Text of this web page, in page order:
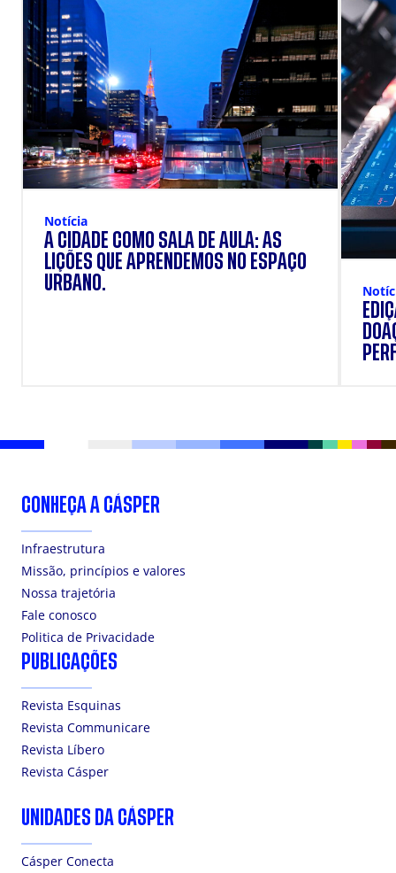
Notícia
A CIDADE COMO SALA DE AULA: AS
LIÇÕES QUE APRENDEMOS NO ESPAÇO
URBANO.
CONHEÇA A CÁSPER
Infraestrutura
Missão, princípios e valores
Nossa trajetória
Fale conosco
Politica de Privacidade
PUBLICAÇÕES
Revista Esquinas
Revista Communicare
Revista Líbero
Revista Cásper
UNIDADES DA CÁSPER
Cásper Conecta